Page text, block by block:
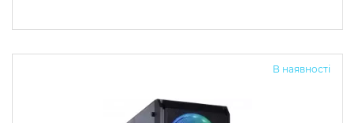
В наявності